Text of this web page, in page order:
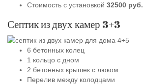
Стоимость с установкой 32500 руб.
Септик из двух камер 3+3
6 бетонных колец
1 кольцо с дном
2 бетонных крышек с люком
Перелив между колодцами